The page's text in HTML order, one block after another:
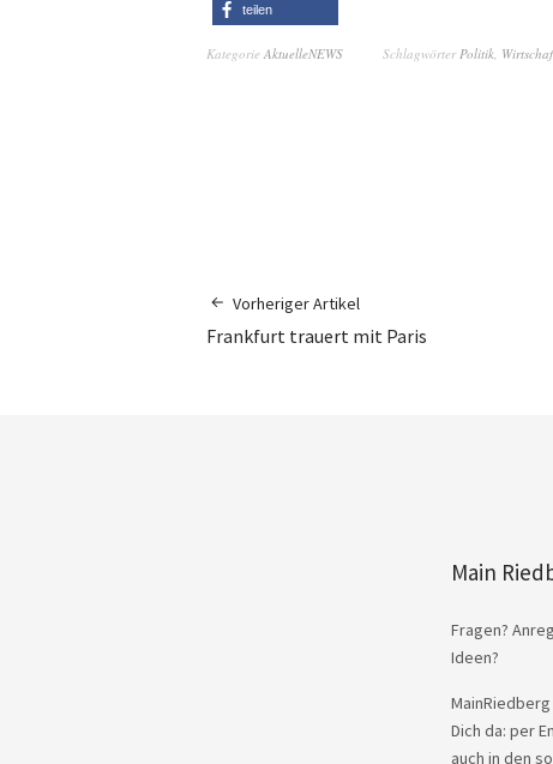
teilen
Kategorie AktuelleNEWS SchlagwörterPolitik,
Vorheriger Artikel
Frankfurt trauert mit Paris
Main
Fragen?
Ideen?
Dich da: per
auch in den